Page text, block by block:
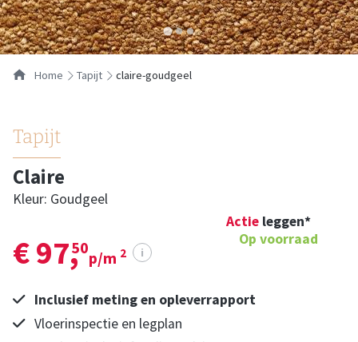
Home
tapijt claire-goudgeel
Tapijt
Claire
Kleur: Goudgeel
€ 97,
50
p/m 2 i
Actie leggen*
Op voorraad
Inclusief meting en opleverrapport
Vloerinspectie en legplan